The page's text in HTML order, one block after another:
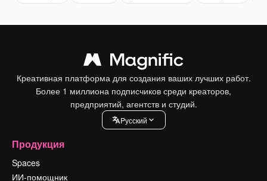
Креативная платформа для создания ваших лучших работ.
Более 1 миллиона подписчиков среди креаторов,
предприятий, агентств и студий.
Pусский
Продукция
Spaces
ИИ-помощник